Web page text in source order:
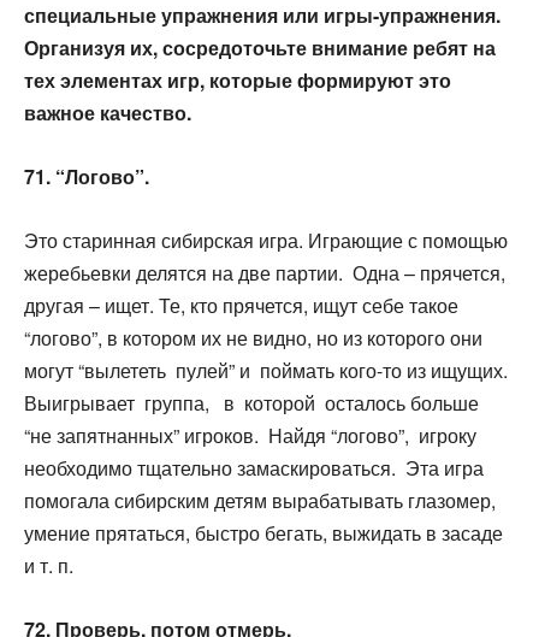
специальные упражнения или игры-упражнения.
Организуя их, сосредоточьте внимание ребят на
тех элементах игр, которыеформируют это
важное качество.
71. “Логово”.
Это старинная сибирская игра. Играющие с помощью
жеребьевки делятся на две партии. Одна – прячется,
другая – ищет. Те, кто прячется, ищут себе такое
“логово”, в котором их не видно, но из которого они
могут “вылететь пулей” и поймать кого-то из ищущих.
Выигрывает группа, в которой осталось больше
“не запятнанных” игроков. Найдя “логово”, игроку
необходимо тщательно замаскироваться. Эта игра
помогала сибирским детям вырабатывать глазомер,
умение прятаться, быстро бегать, выжидать в засаде
и т. п.
72. Проверь, потом отмерь.